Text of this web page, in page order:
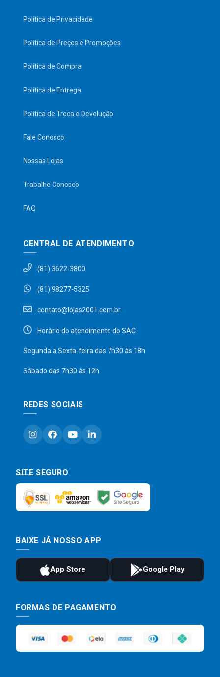
Política de Privacidade
Política de Preços e Promoções
Política de Compra
Política de Entrega
Política de Troca e Devolução
Fale Conosco
Nossas Lojas
Trabalhe Conosco
FAQ
CENTRAL DE ATENDIMENTO
(81) 3622-3800
(81) 98277-5325
contato@lojas2001.com.br
Horário do atendimento do SAC
Segunda a Sexta-feira das 7h30 às 18h
Sábado das 7h30 às 12h
REDES SOCIAIS
SITE SEGURO
BAIXE JÁ NOSSO APP
FORMAS DE PAGAMENTO